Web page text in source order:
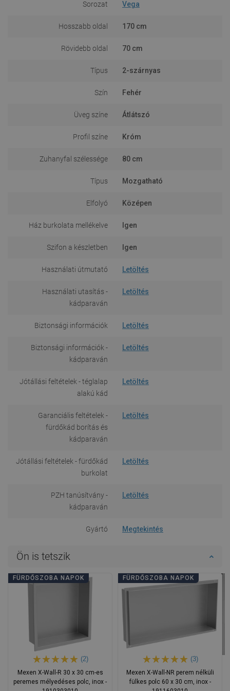
Sorozat Vega
Hosszabb oldal 170 cm
Rövidebb oldal 70 cm
Típus 2-szárnyas
Szín Fehér
Üveg színe Átlátszó
Profil színe Króm
Zuhanyfal szélessége 80 cm
Típus Mozgatható
Elfolyó Középen
Ház burkolata mellékelve Igen
Szifon a készletben Igen
Használati útmutató Letöltés
Használati utasítás -
kádparaván
Letöltés
Biztonsági információk Letöltés
Biztonsági információk -
kádparaván
Letöltés
Jótállási feltételek - téglalap
alakú kád
Letöltés
Garanciális feltételek -
fürdőkád borítás és
kádparaván
Letöltés
Jótállási feltételek - fürdőkád
burkolat
Letöltés
PZH tanúsítvány -
kádparaván
Letöltés
Gyártó Megtekintés
Ön is tetszik
FÜRDŐSZOBA NAPOK
(2)
Mexen X-Wall-R 30 x 30 cm-es
peremes mélyedéses polc, inox -
FÜRDŐSZOBA NAPOK
(3)
Mexen X-Wall-NR perem nélküli
fülkes polc 60 x 30 cm, inox -